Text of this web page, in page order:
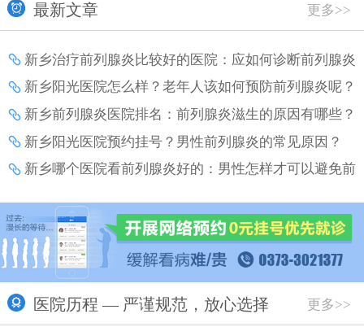
最新文章 更多>>
新乡治疗前列腺炎比较好的医院：应如何诊断前列腺炎
增生？
新乡阳光医院怎么样？老年人该如何预防前列腺炎呢？
新乡前列腺炎医院排名：前列腺炎滋生的原因有哪些？
新乡阳光医院预约挂号？男性前列腺炎的常见原因？
新乡哪个医院看前列腺炎好的：男性怎样才可以避免前
医院历程 — 严谨规范，放心选择 更多>>